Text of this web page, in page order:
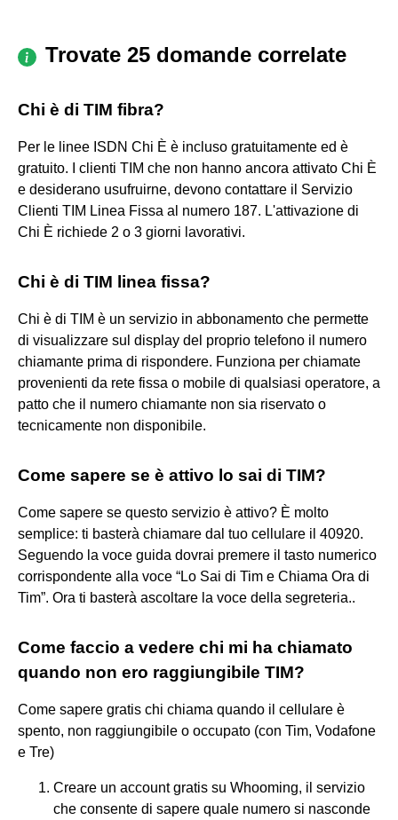
Trovate 25 domande correlate
Chi è di TIM fibra?
Per le linee ISDN Chi È è incluso gratuitamente ed è
gratuito. I clienti TIM che non hanno ancora attivato Chi È
e desiderano usufruirne, devono contattare il Servizio
Clienti TIM Linea Fissa al numero 187. L'attivazione di
Chi È richiede 2 o 3 giorni lavorativi.
Chi è di TIM linea fissa?
Chi è di TIM è un servizio in abbonamento che permette
di visualizzare sul display del proprio telefono il numero
chiamante prima di rispondere. Funziona per chiamate
provenienti da rete fissa o mobile di qualsiasi operatore, a
patto che il numero chiamante non sia riservato o
tecnicamente non disponibile.
Come sapere se è attivo lo sai di TIM?
Come sapere se questo servizio è attivo? È molto
semplice: ti basterà chiamare dal tuo cellulare il 40920.
Seguendo la voce guida dovrai premere il tasto numerico
corrispondente alla voce “Lo Sai di Tim e Chiama Ora di
Tim”. Ora ti basterà ascoltare la voce della segreteria..
Come faccio a vedere chi mi ha chiamato
quando non ero raggiungibile TIM?
Come sapere gratis chi chiama quando il cellulare è
spento, non raggiungibile o occupato (con Tim, Vodafone
e Tre)
Creare un account gratis su Whooming, il servizio
che consente di sapere quale numero si nasconde